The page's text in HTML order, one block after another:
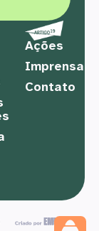
Ações
Imprensa
Contato